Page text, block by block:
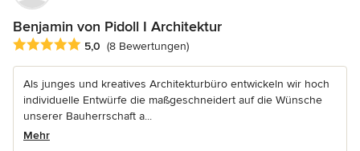
Benjamin von Pidoll I Architektur
Durchschnittliche Bewertung: 5 von 5 Sternen
5,0 (8 Bewertungen)
Als junges und kreatives Architekturbüro entwickeln wir hoch
individuelle Entwürfe die maßgeschneidert auf die Wünsche
unserer Bauherrschaft a...
Mehr